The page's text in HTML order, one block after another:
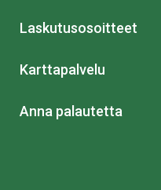
Laskutusosoitteet
Karttapalvelu
Anna palautetta